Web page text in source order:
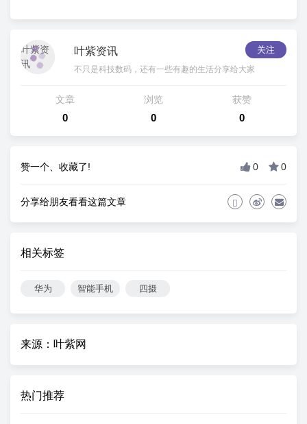
叶紫资讯 关注
不只是科技数码，还有一些有趣的生活分享给大家
文章
0
浏览
0
获赞
0
赞一个、收藏了! 0 0
分享给朋友看看这篇文章
相关标签
华为 智能手机 四摄
来源：叶紫网
热门推荐